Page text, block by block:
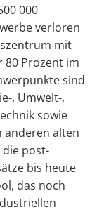
000
verloren
mit
80 Prozent im
sind
, Umwelt-,
sowie
anderen alten
post-
bis heute
das noch